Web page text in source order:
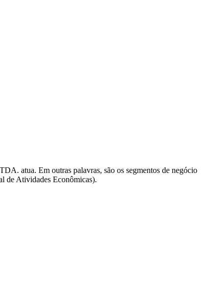
atua. Em outras palavras, são os segmentos de negócio
Atividades Econômicas).